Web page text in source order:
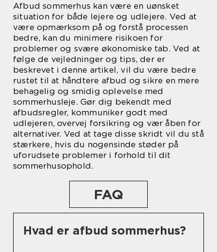
Afbud sommerhus kan være en uønsket
situation for både lejere og udlejere. Ved at
være opmærksom på og forstå processen
bedre, kan du minimere risikoen for
problemer og svære økonomiske tab. Ved at
følge de vejledninger og tips, der er
beskrevet i denne artikel, vil du være bedre
rustet til at håndtere afbud og sikre en mere
behagelig og smidig oplevelse med
sommerhusleje. Gør dig bekendt med
afbudsregler, kommuniker godt med
udlejeren, overvej forsikring og vær åben for
alternativer. Ved at tage disse skridt vil du stå
stærkere, hvis du nogensinde støder på
uforudsete problemer i forhold til dit
sommerhusophold.
FAQ
Hvad er afbud sommerhus?